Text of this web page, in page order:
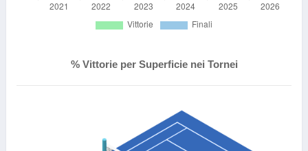
% Vittorie per Superficie nei Tornei